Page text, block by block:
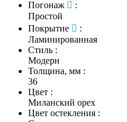
Погонаж
:
Простой
Покрытие
:
Ламинированная
Стиль :
Модерн
Толщина, мм :
36
Цвет :
Миланский орех
Цвет остекления :